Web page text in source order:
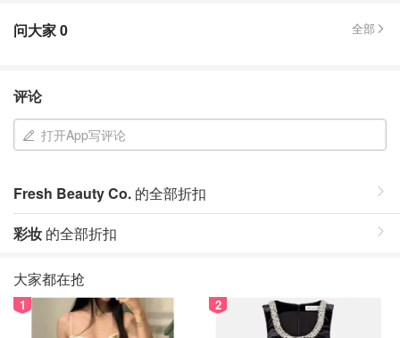
问大家0 全部
评论
打开App写评论
Fresh Beauty Co. 的全部折扣
彩妆 的全部折扣
大家都在抢
1 2